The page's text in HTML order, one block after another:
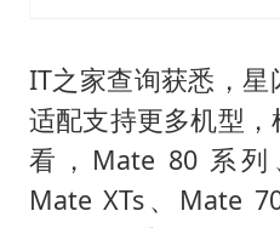
IT之家查询获悉，
适配支持更多机型
看，Mate 80 系列
Mate XTs、Mate